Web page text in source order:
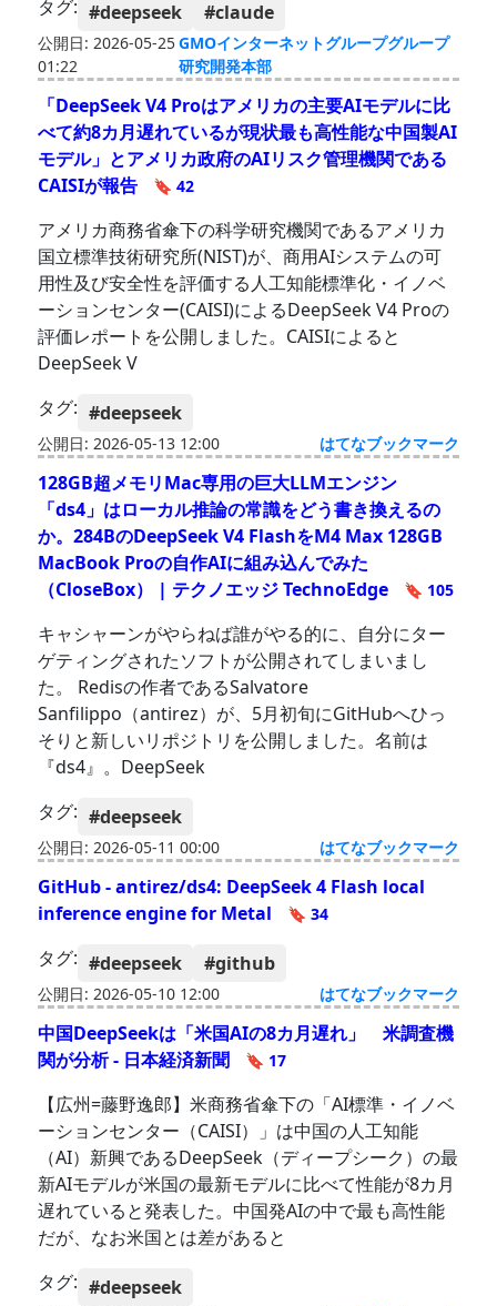
タグ: #deepseek #claude
公開日: 2026-05-25
01:22
GMOインターネットグループグループ
研究開発本部
「DeepSeek V4 Proはアメリカの主要AIモデルに比
べて約8カ月遅れているが現状最も高性能な中国製AI
モデル」とアメリカ政府のAIリスク管理機関である
CAISIが報告
🔖 42
アメリカ商務省傘下の科学研究機関であるアメリカ
国立標準技術研究所(NIST)が、商用AIシステムの可
用性及び安全性を評価する人工知能標準化・イノベ
ーションセンター(CAISI)によるDeepSeek V4 Proの
評価レポートを公開しました。CAISIによると
DeepSeek V
タグ: #deepseek
公開日: 2026-05-13 12:00 はてなブックマーク
128GB超メモリMac専用の巨大LLMエンジン
「ds4」はローカル推論の常識をどう書き換えるの
か。284BのDeepSeek V4 FlashをM4 Max 128GB
MacBook Proの自作AIに組み込んでみた
（CloseBox） | テクノエッジ TechnoEdge
🔖 105
キャシャーンがやらねば誰がやる的に、自分にター
ゲティングされたソフトが公開されてしまいまし
た。 Redisの作者であるSalvatore
Sanfilippo（antirez）が、5月初旬にGitHubへひっ
そりと新しいリポジトリを公開しました。名前は
『ds4』。DeepSeek
タグ: #deepseek
公開日: 2026-05-11 00:00 はてなブックマーク
GitHub - antirez/ds4: DeepSeek 4 Flash local
inference engine for Metal
🔖 34
タグ: #deepseek #github
公開日: 2026-05-10 12:00 はてなブックマーク
中国DeepSeekは「米国AIの8カ月遅れ」 米調査機
関が分析 - 日本経済新聞
🔖 17
【広州=藤野逸郎】米商務省傘下の「AI標準・イノベ
ーションセンター（CAISI）」は中国の人工知能
（AI）新興であるDeepSeek（ディープシーク）の最
新AIモデルが米国の最新モデルに比べて性能が8カ月
遅れていると発表した。中国発AIの中で最も高性能
だが、なお米国とは差があると
タグ: #deepseek